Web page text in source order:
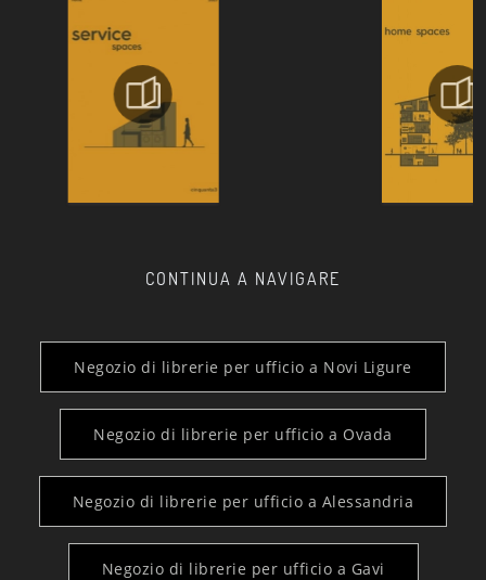
CONTINUA A NAVIGARE
Negozio di librerie per ufficio a Novi Ligure
Negozio di librerie per ufficio a Ovada
Negozio di librerie per ufficio a Alessandria
Negozio di librerie per ufficio a Gavi